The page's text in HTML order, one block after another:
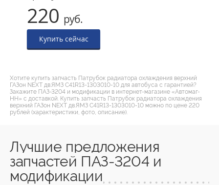
220 руб.
Купить сейчас
Хотите купить запчасть Патрубок радиатора охлаждения верхний
ГАЗон NEXT дв.ЯМЗ C41R13-1303010-10 для автобуса с гарантией?
Закажите ПАЗ-3204 и модификации в интернет-магазине «Автомаг-
НН» с доставкой. Купить запчасть Патрубок радиатора охлаждения
верхний ГАЗон NEXT дв.ЯМЗ C41R13-1303010-10 можно по цене 220
рублей (характеристики, фото, описание).
Лучшие предложения
запчастей ПАЗ-3204 и
модификации